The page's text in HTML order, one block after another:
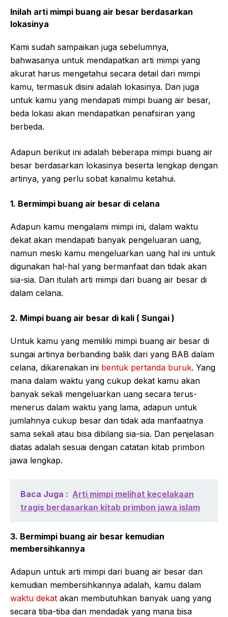
Inilah arti mimpi buang air besar berdasarkan
lokasinya
Kami sudah sampaikan juga sebelumnya,
bahwasanya untuk mendapatkan arti mimpi yang
akurat harus mengetahui secara detail dari mimpi
kamu, termasuk disini adalah lokasinya. Dan juga
untuk kamu yang mendapati mimpi buang air besar,
beda lokasi akan mendapatkan penafsiran yang
berbeda.
Adapun berikut ini adalah beberapa mimpi buang air
besar berdasarkan lokasinya beserta lengkap dengan
artinya, yang perlu sobat kanalmu ketahui.
1. Bermimpi buang air besar di celana
Adapun kamu mengalami mimpi ini, dalam waktu
dekat akan mendapati banyak pengeluaran uang,
namun meski kamu mengeluarkan uang hal ini untuk
digunakan hal-hal yang bermanfaat dan tidak akan
sia-sia. Dan itulah arti mimpi dari buang air besar di
dalam celana.
2. Mimpi buang air besar di kali ( Sungai )
Untuk kamu yang memiliki mimpi buang air besar di
sungai artinya berbanding balik dari yang BAB dalam
celana, dikarenakan ini bentuk pertanda buruk. Yang
mana dalam waktu yang cukup dekat kamu akan
banyak sekali mengeluarkan uang secara terus-
menerus dalam waktu yang lama, adapun untuk
jumlahnya cukup besar dan tidak ada manfaatnya
sama sekali atau bisa dibilang sia-sia. Dan penjelasan
diatas adalah sesuai dengan catatan kitab primbon
jawa lengkap.
Baca Juga : Arti mimpi melihat kecelakaan
tragis berdasarkan kitab primbon jawa islam
3. Bermimpi buang air besar kemudian
membersihkannya
Adapun untuk arti mimpi dari buang air besar dan
kemudian membersihkannya adalah, kamu dalam
waktu dekat akan membutuhkan banyak uang yang
secara tiba-tiba dan mendadak yang mana bisa